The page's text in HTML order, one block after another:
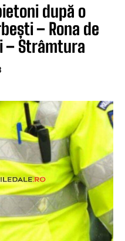
după o
– Rona de
– Strâmtura